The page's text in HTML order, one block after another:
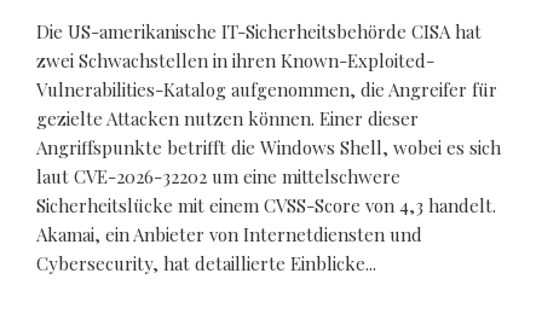
Die US-amerikanische IT-Sicherheitsbehörde CISA hat
zwei Schwachstellen in ihren Known-Exploited-
Vulnerabilities-Katalog aufgenommen, die Angreifer für
gezielte Attacken nutzen können. Einer dieser
Angriffspunkte betrifft die Windows Shell, wobei es sich
laut CVE-2026-32202 um eine mittelschwere
Sicherheitslücke mit einem CVSS-Score von 4,3 handelt.
Akamai, ein Anbieter von Internetdiensten und
Cybersecurity, hat detaillierte Einblicke...